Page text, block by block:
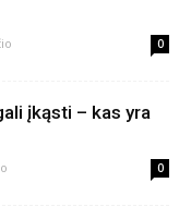
0
įkąsti – kas yra
0